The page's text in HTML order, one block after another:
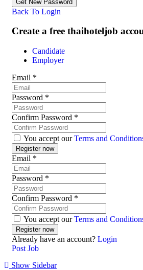
Back To Login
Create a free thaihoteljob
Candidate
Employer
Email *
Password *
Confirm Password *
You accept ourTerms and
Email *
Password *
Confirm Password *
You accept ourTerms and
Already have an account? Login
Post Job
Show Sidebar